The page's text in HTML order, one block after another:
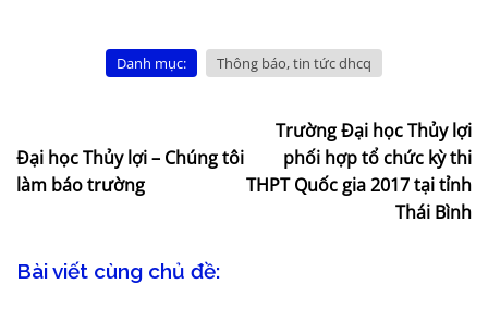
Danh mục: Thông báo, tin tức dhcq
Đại học Thủy lợi – Chúng tôi
làm báo trường
Trường Đại học Thủy lợi
phối hợp tổ chức kỳ thi
THPT Quốc gia 2017 tại tỉnh
Thái Bình
Bài viết cùng chủ đề: